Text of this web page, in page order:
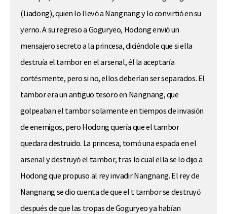
(Liadong), quien lo llevó a Nangnang y lo convirtió en su
yerno. A su regreso a Goguryeo, Hodong envió un
mensajero secreto a la princesa, diciéndole que si ella
destruía el tambor en el arsenal, él la aceptaría
cortésmente, pero si no, ellos deberían ser separados. El
tambor era un antiguo tesoro en Nangnang, que
golpeaban el tambor solamente en tiempos de invasión
de enemigos, pero Hodong quería que el tambor
quedara destruido. La princesa, tomó una espada en el
arsenal y destruyó el tambor, tras lo cual ella se lo dijo a
Hodong que propuso al rey invadir Nangnang. El rey de
Nangnang se dio cuenta de que el t tambor se destruyó
después de que las tropas de Goguryeo ya habían